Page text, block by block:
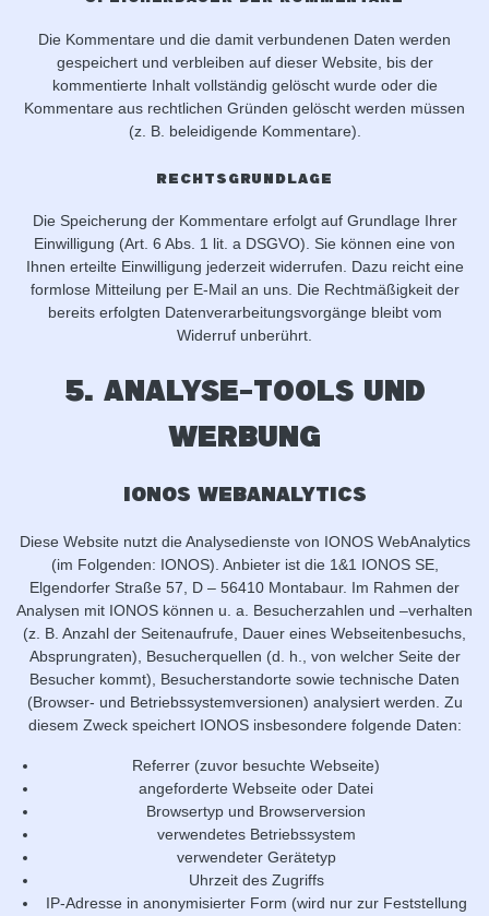
Die Kommentare und die damit verbundenen Daten werden
gespeichert und verbleiben auf dieser Website, bis der
kommentierte Inhalt vollständig gelöscht wurde oder die
Kommentare aus rechtlichen Gründen gelöscht werden müssen
(z. B. beleidigende Kommentare).
Rechtsgrundlage
Die Speicherung der Kommentare erfolgt auf Grundlage Ihrer
Einwilligung (Art. 6 Abs. 1 lit. a DSGVO). Sie können eine von
Ihnen erteilte Einwilligung jederzeit widerrufen. Dazu reicht eine
formlose Mitteilung per E-Mail an uns. Die Rechtmäßigkeit der
bereits erfolgten Datenverarbeitungsvorgänge bleibt vom
Widerruf unberührt.
5. Analyse-Tools und
Werbung
IONOS WebAnalytics
Diese Website nutzt die Analysedienste von IONOS WebAnalytics
(im Folgenden: IONOS). Anbieter ist die 1&1 IONOS SE,
Elgendorfer Straße 57, D – 56410 Montabaur. Im Rahmen der
Analysen mit IONOS können u. a. Besucherzahlen und –verhalten
(z. B. Anzahl der Seitenaufrufe, Dauer eines Webseitenbesuchs,
Absprungraten), Besucherquellen (d. h., von welcher Seite der
Besucher kommt), Besucherstandorte sowie technische Daten
(Browser- und Betriebssystemversionen) analysiert werden. Zu
diesem Zweck speichert IONOS insbesondere folgende Daten:
Referrer (zuvor besuchte Webseite)
angeforderte Webseite oder Datei
Browsertyp und Browserversion
verwendetes Betriebssystem
verwendeter Gerätetyp
Uhrzeit des Zugriffs
IP-Adresse in anonymisierter Form (wird nur zur Feststellung